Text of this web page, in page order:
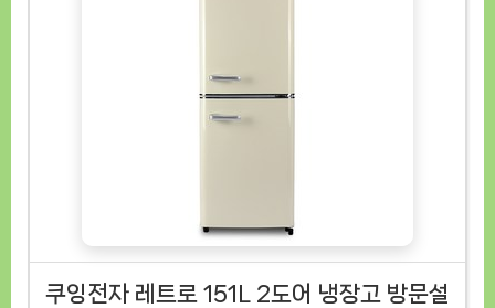
쿠잉전자 레트로 151L 2도어 냉장고 방문설